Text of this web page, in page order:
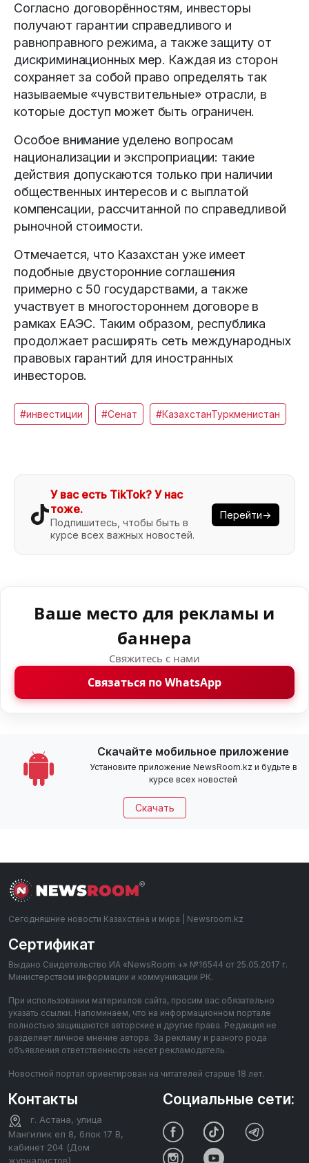
Согласно договорённостям, инвесторы
получают гарантии справедливого и
равноправного режима, а также защиту от
дискриминационных мер. Каждая из сторон
сохраняет за собой право определять так
называемые «чувствительные» отрасли, в
которые доступ может быть ограничен.
Особое внимание уделено вопросам
национализации и экспроприации: такие
действия допускаются только при наличии
общественных интересов и с выплатой
компенсации, рассчитанной по справедливой
рыночной стоимости.
Отмечается, что Казахстан уже имеет
подобные двусторонние соглашения
примерно с 50 государствами, а также
участвует в многостороннем договоре в
рамках ЕАЭС. Таким образом, республика
продолжает расширять сеть международных
правовых гарантий для иностранных
инвесторов.
#инвестиции #Сенат #КазахстанТуркменистан
У вас есть TikTok? У нас
тоже.
Подпишитесь, чтобы быть в
курсе всех важных новостей.
Перейти→
Ваше место для рекламы и
баннера
Свяжитесь с нами
Связаться по WhatsApp
Скачайте мобильное приложение
Установите приложение NewsRoom.kz и будьте в
курсе всех новостей
Скачать
Сегодняшние новости Казахстана и мира | Newsroom.kz
Сертификат
Выдано Свидетельство ИА «NewsRoom +» №16544 от 25.05.2017 г.
Министерством информации и коммуникации РК.
При использовании материалов сайта, просим вас обязательно
указать ссылки. Напоминаем, что на информационном портале
полностью защищаются авторские и другие права. Редакция не
разделяет личное мнение автора. За рекламу и разного рода
объявления ответственность несет рекламодатель.
Новостной портал ориентирован на читателей старше 18 лет.
Контакты
г. Астана, улица
Мангилик ел 8, блок 17 В,
кабинет 204 (Дом
журналистов)
Социальные сети: